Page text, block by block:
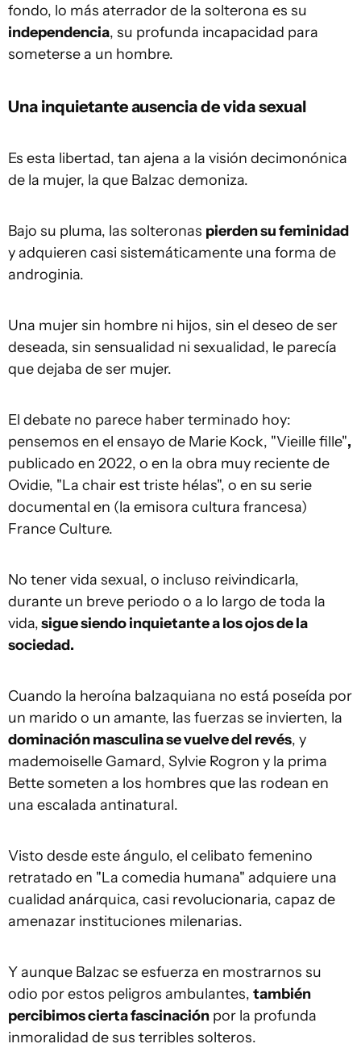
fondo, lo más aterrador de la solterona es su
independencia, su profunda incapacidad para
someterse a un hombre.
Una inquietante ausencia de vida sexual
Es esta libertad, tan ajena a la visión decimonónica
de la mujer, la que Balzac demoniza.
Bajo su pluma, las solteronas pierden su feminidad
y adquieren casi sistemáticamente una forma de
androginia.
Una mujer sin hombre ni hijos, sin el deseo de ser
deseada, sin sensualidad ni sexualidad, le parecía
que dejaba de ser mujer.
El debate no parece haber terminado hoy:
pensemos en el ensayo de Marie Kock, "Vieille fille",
publicado en 2022, o en la obra muy reciente de
Ovidie, "La chair est triste hélas", o en su serie
documental en (la emisora cultura francesa)
France Culture.
No tener vida sexual, o incluso reivindicarla,
durante un breve periodo o a lo largo de toda la
vida,sigue siendo inquietante a los ojos de la
sociedad.
Cuando la heroína balzaquiana no está poseída por
un marido o un amante, las fuerzas se invierten, la
dominación masculina se vuelve del revés, y
mademoiselle Gamard, Sylvie Rogron y la prima
Bette someten a los hombres que las rodean en
una escalada antinatural.
Visto desde este ángulo, el celibato femenino
retratado en "La comedia humana" adquiere una
cualidad anárquica, casi revolucionaria, capaz de
amenazar instituciones milenarias.
Y aunque Balzac se esfuerza en mostrarnos su
odio por estos peligros ambulantes, también
percibimos cierta fascinación por la profunda
inmoralidad de sus terribles solteros.